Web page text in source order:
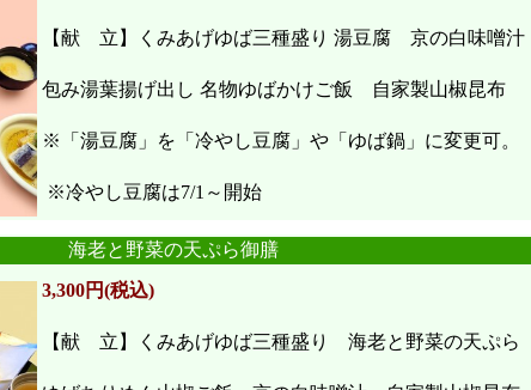
【献 立】くみあげゆば三種盛り 湯豆腐 京の白味噌汁
包み湯葉揚げ出し 名物ゆばかけご飯 自家製山椒昆布
※「湯豆腐」を「冷やし豆腐」や「ゆば鍋」に変更可。
※冷やし豆腐は7/1～開始
海老と野菜の天ぷら御膳
3,300円(税込)
【献 立】くみあげゆば三種盛り 海老と野菜の天ぷら